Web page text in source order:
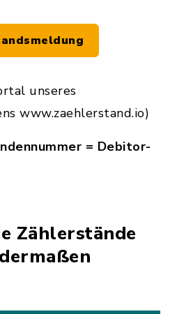
unseres
www.zaehlerstand.io)
= Debitor-
Zählerstände